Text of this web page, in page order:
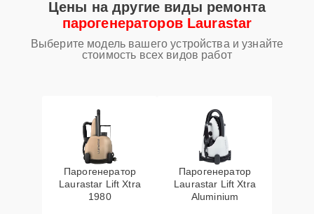
Цены на другие виды ремонта
парогенераторов Laurastar
Выберите модель вашего устройства и узнайте
стоимость всех видов работ
Парогенератор
Laurastar Lift Xtra
1980
Парогенератор
Laurastar Lift Xtra
Aluminium